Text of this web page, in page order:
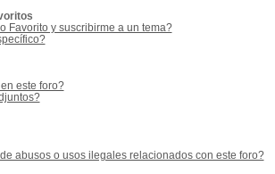
Favorito y suscribirme a un tema?
este foro?
abusos o usos ilegales relacionados con este foro?